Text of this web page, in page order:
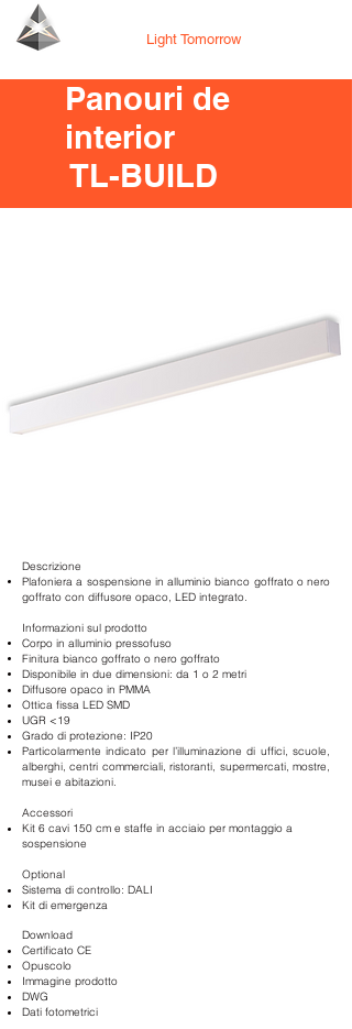
Light Tomorrow
Panouri de
interior
TL-BUILD
Descrizione
Plafoniera a sospensione in alluminio bianco goffrato o nero
goffrato con diffusore opaco, LED integrato.
Informazioni sul prodotto
Corpo in alluminio pressofuso
Finitura bianco goffrato o nero goffrato
Disponibile in due dimensioni: da 1 o 2 metri
Diffusore opaco in PMMA
Ottica fissa LED SMD
UGR <19
Grado di protezione: IP20
Particolarmente indicato per l’illuminazione di uffici, scuole,
alberghi, centri commerciali, ristoranti, supermercati, mostre,
musei e abitazioni.
Accessori
Kit 6 cavi 150 cm e staffe in acciaio per montaggio a
sospensione
Optional
Sistema di controllo: DALI
Kit di emergenza
Download
Certificato CE
Opuscolo
Immagine prodotto
DWG
Dati fotometrici